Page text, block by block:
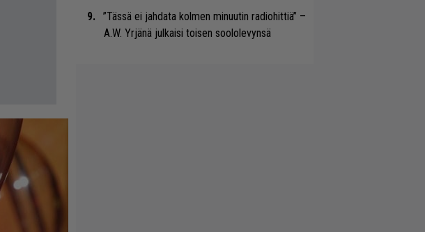
”Tässä ei jahdata kolmen minuutin radiohittiä” –
A.W. Yrjänä julkaisi toisen soololevynsä